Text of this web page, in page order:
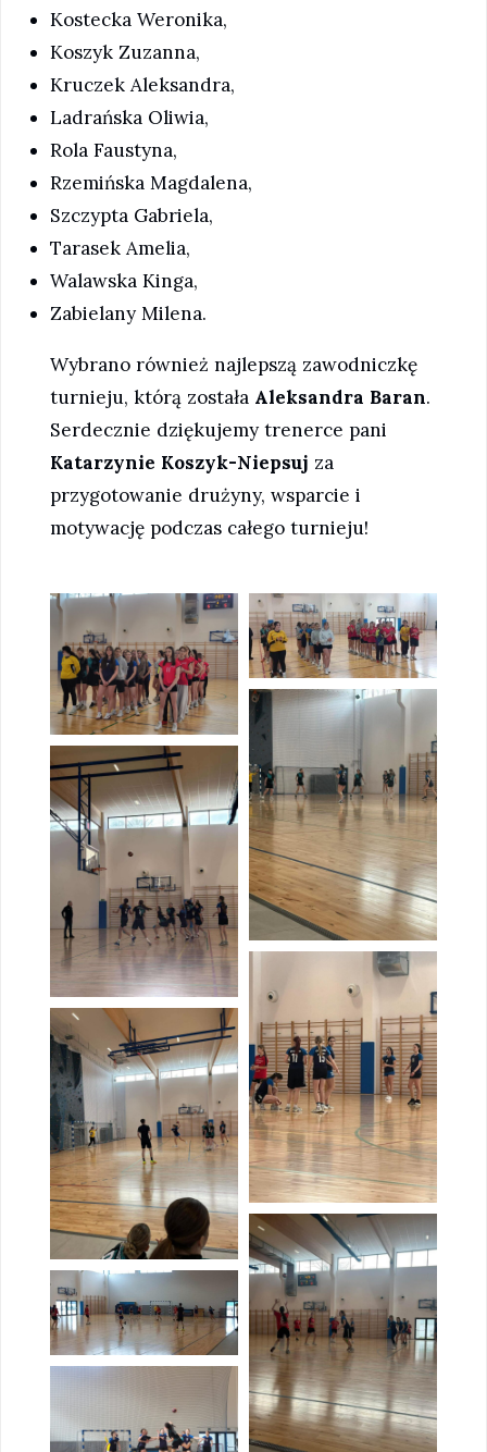
Kostecka Weronika,
Koszyk Zuzanna,
Kruczek Aleksandra,
Ladrańska Oliwia,
Rola Faustyna,
Rzemińska Magdalena,
Szczypta Gabriela,
Tarasek Amelia,
Walawska Kinga,
Zabielany Milena.
Wybrano również najlepszą zawodniczkę
turnieju, którą została Aleksandra Baran.
Serdecznie dziękujemy trenerce pani
Katarzynie Koszyk-Niepsuj za
przygotowanie drużyny, wsparcie i
motywację podczas całego turnieju!